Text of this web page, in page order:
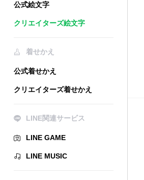
公式絵文字
クリエイターズ絵文字
着せかえ
公式着せかえ
クリエイターズ着せかえ
LINE関連サービス
LINE GAME
LINE MUSIC